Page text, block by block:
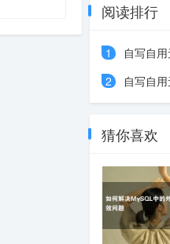
阅读排行
1
自写自用
2 自写自用
猜你喜欢